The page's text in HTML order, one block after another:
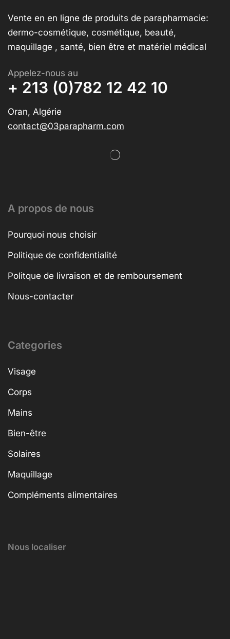
Vente en en ligne de produits de parapharmacie:
dermo-cosmétique, cosmétique, beauté,
maquillage , santé, bien être et matériel médical
Appelez-nous au
+ 213 (0)782 12 42 10
Oran, Algérie
contact@03parapharm.com
A propos de nous
Pourquoi nous choisir
Politique de confidentialité
Politque de livraison et de remboursement
Nous-contacter
Categories
Visage
Corps
Mains
Bien-être
Solaires
Maquillage
Compléments alimentaires
Nous localiser